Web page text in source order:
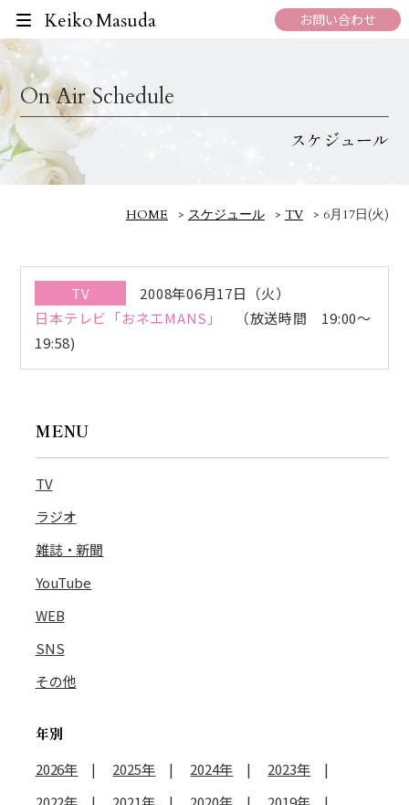
Keiko Masuda お問い合わせ
On Air Schedule
スケジュール
HOME > スケジュール > TV > 6月17日(火)
TV
2008年06月17日（火）
日本テレビ「おネエMANS」
（放送時間 19:00～
19:58)
MENU
TV
ラジオ
雑誌・新聞
YouTube
WEB
SNS
その他
年別
2026年
2025年 2024年
2023年